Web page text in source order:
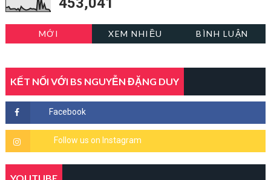
MỚI XEM NHIỀU BÌNH LUẬN
KẾT NỐI VỚI BS NGUYỄN ĐẶNG DUY